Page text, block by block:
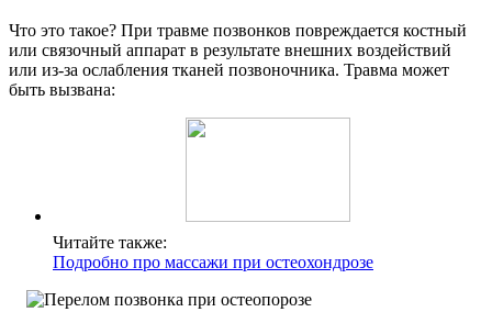
Что это такое? При травме позвонков повреждается костный
или связочный аппарат в результате внешних воздействий
или из-за ослабления тканей позвоночника. Травма может
быть вызвана:
Читайте также:
Подробно про массажи при остеохондрозе